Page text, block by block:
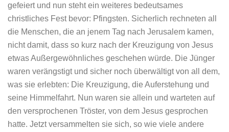
gefeiert und nun steht ein weiteres bedeutsames
christliches Fest bevor: Pfingsten. Sicherlich rechneten all
die Menschen, die an jenem Tag nach Jerusalem kamen,
nicht damit, dass so kurz nach der Kreuzigung von Jesus
etwas Außergewöhnliches geschehen würde. Die Jünger
waren verängstigt und sicher noch überwältigt von all dem,
was sie erlebten: Die Kreuzigung, die Auferstehung und
seine Himmelfahrt. Nun waren sie allein und warteten auf
den versprochenen Tröster, von dem Jesus gesprochen
hatte. Jetzt versammelten sie sich, so wie viele andere